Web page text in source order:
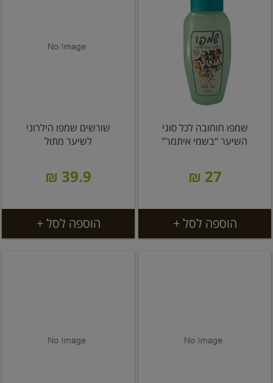
שמפו חוחובה לכל סוגי
השיער “בשמי איתמר”
27 ₪
הוספה לסל +
שורשים שמפו הילרוני
לשיער מתול
39.9 ₪
הוספה לסל +